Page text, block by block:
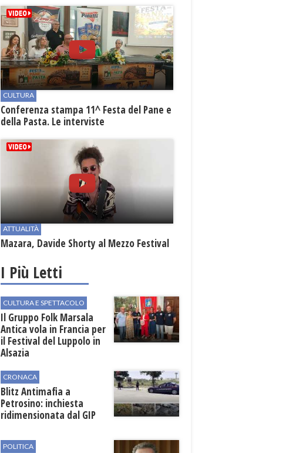
CULTURA
Conferenza stampa 11^ Festa del Pane e
della Pasta. Le interviste
ATTUALITÀ
Mazara, Davide Shorty al Mezzo Festival
I Più Letti
CULTURA E SPETTACOLO
Il Gruppo Folk Marsala
Antica vola in Francia per
il Festival del Luppolo in
Alsazia
CRONACA
Blitz Antimafia a
Petrosino: inchiesta
ridimensionata dal GIP
POLITICA